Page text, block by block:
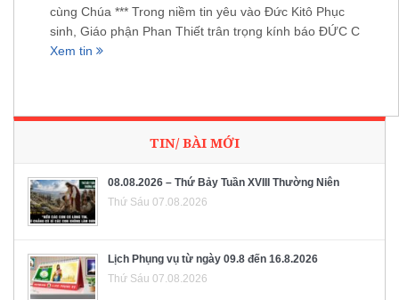
cùng Chúa *** Trong niềm tin yêu vào Đức Kitô Phục
sinh, Giáo phận Phan Thiết trân trọng kính báo ĐỨC C
Xem tin
TIN/ BÀI MỚI
08.08.2026 – Thứ Bảy Tuần XVIII Thường Niên
Thứ Sáu 07.08.2026
Lịch Phụng vụ từ ngày 09.8 đến 16.8.2026
Thứ Sáu 07.08.2026